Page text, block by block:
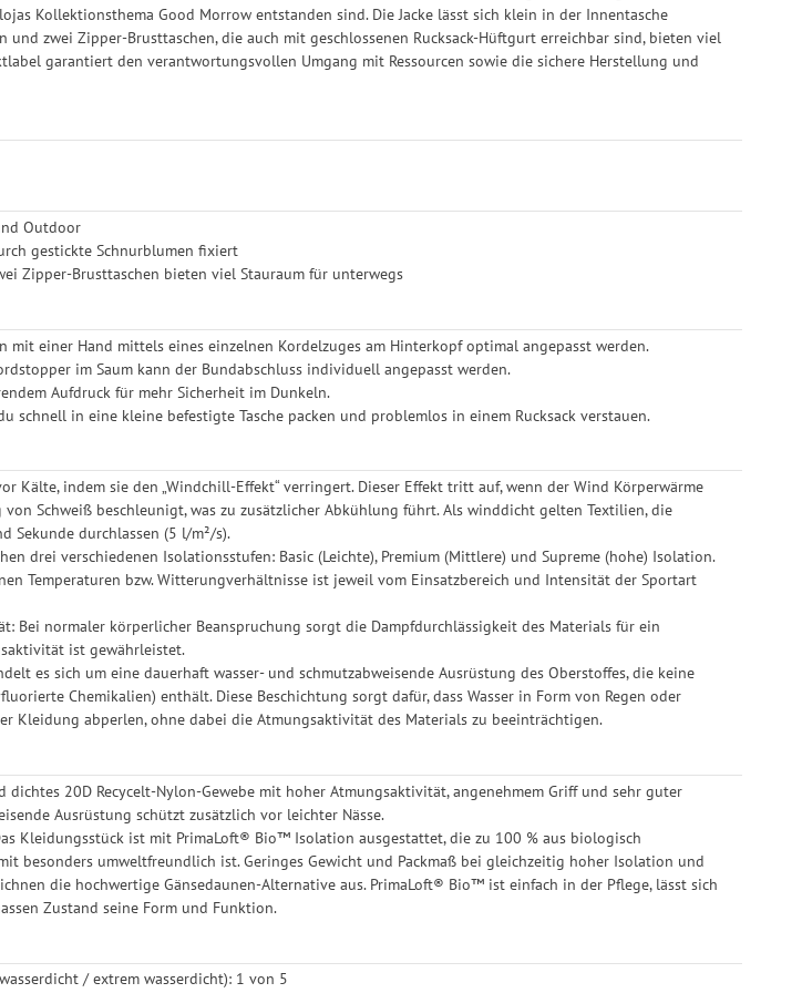
Kollektionsthema Good Morrow entstanden sind. Die Jacke lässt sich klein in der Innentasche
und zwei Zipper-Brusttaschen, die auch mit geschlossenen Rucksack-Hüftgurt erreichbar sind, bieten viel
garantiert den verantwortungsvollen Umgang mit Ressourcen sowie die sichere Herstellung und
Outdoor
gestickte Schnurblumen fixiert
Zipper-Brusttaschen bieten viel Stauraum für unterwegs
mit einer Hand mittels eines einzelnen Kordelzuges am Hinterkopf optimal angepasst werden.
im Saum kann der Bundabschluss individuell angepasst werden.
Aufdruck für mehr Sicherheit im Dunkeln.
schnell in eine kleine befestigte Tasche packen und problemlos in einem Rucksack verstauen.
Kälte, indem sie den „Windchill-Effekt“ verringert. Dieser Effekt tritt auf, wenn der Wind Körperwärme
Schweiß beschleunigt, was zu zusätzlicher Abkühlung führt. Als winddicht gelten Textilien, die
Sekunde durchlassen (5 l/m²/s).
drei verschiedenen Isolationsstufen: Basic (Leichte), Premium (Mittlere) und Supreme (hohe) Isolation.
Temperaturen bzw. Witterungverhältnisse ist jeweil vom Einsatzbereich und Intensität der Sportart
Bei normaler körperlicher Beanspruchung sorgt die Dampfdurchlässigkeit des Materials für ein
ist gewährleistet.
es sich um eine dauerhaft wasser- und schmutzabweisende Ausrüstung des Oberstoffes, die keine
Chemikalien) enthält. Diese Beschichtung sorgt dafür, dass Wasser in Form von Regen oder
Kleidung abperlen, ohne dabei die Atmungsaktivität des Materials zu beeinträchtigen.
dichtes 20D Recycelt-Nylon-Gewebe mit hoher Atmungsaktivität, angenehmem Griff und sehr guter
Ausrüstung schützt zusätzlich vor leichter Nässe.
Kleidungsstück ist mit PrimaLoft® Bio™ Isolation ausgestattet, die zu 100 % aus biologisch
besonders umweltfreundlich ist. Geringes Gewicht und Packmaß bei gleichzeitig hoher Isolation und
die hochwertige Gänsedaunen-Alternative aus. PrimaLoft® Bio™ ist einfach in der Pflege, lässt sich
Zustand seine Form und Funktion.
/ extrem wasserdicht): 1 von 5